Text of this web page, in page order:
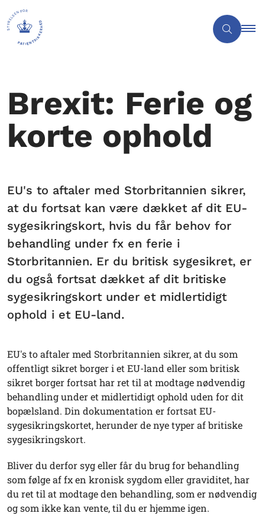
Brexit: Ferie og
korte ophold
EU's to aftaler med Storbritannien sikrer,
at du fortsat kan være dækket af dit EU-
sygesikringskort, hvis du får behov for
behandling under fx en ferie i
Storbritannien. Er du britisk sygesikret, er
du også fortsat dækket af dit britiske
sygesikringskort under et midlertidigt
ophold i et EU-land.
EU's to aftaler med Storbritannien sikrer, at du som
offentligt sikret borger i et EU-land eller som britisk
sikret borger fortsat har ret til at modtage nødvendig
behandling under et midlertidigt ophold uden for dit
bopælsland. Din dokumentation er fortsat EU-
sygesikringskortet, herunder de nye typer af britiske
sygesikringskort.
Bliver du derfor syg eller får du brug for behandling
som følge af fx en kronisk sygdom eller graviditet, har
du ret til at modtage den behandling, som er nødvendig
og som ikke kan vente, til du er hjemme igen.